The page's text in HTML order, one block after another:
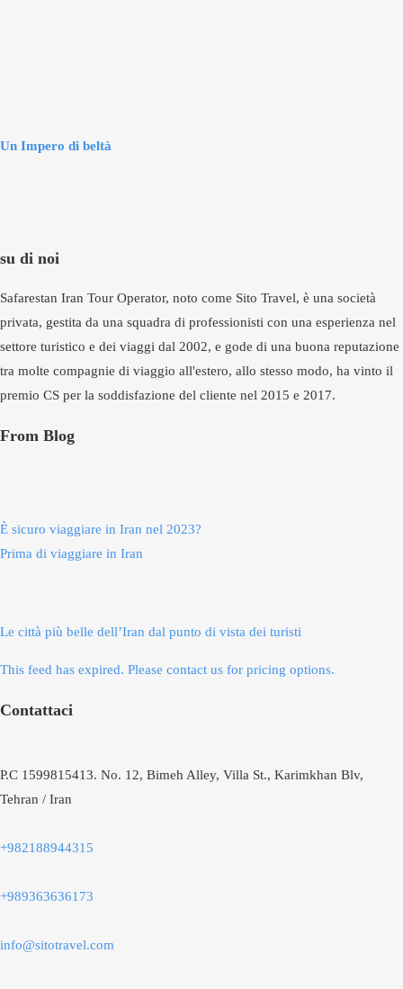
Un Impero di beltà
su di noi
Safarestan Iran Tour Operator, noto come Sito Travel, è una società
privata, gestita da una squadra di professionisti con una esperienza nel
settore turistico e dei viaggi dal 2002, e gode di una buona reputazione
tra molte compagnie di viaggio all'estero, allo stesso modo, ha vinto il
premio CS per la soddisfazione del cliente nel 2015 e 2017.
From Blog
È sicuro viaggiare in Iran nel 2023?
Prima di viaggiare in Iran
Le città più belle dell’Iran dal punto di vista dei turisti
This feed has expired. Please contact us for pricing options.
Contattaci
P.C 1599815413. No. 12, Bimeh Alley, Villa St., Karimkhan Blv,
Tehran / Iran
+982188944315
+989363636173
info@sitotravel.com